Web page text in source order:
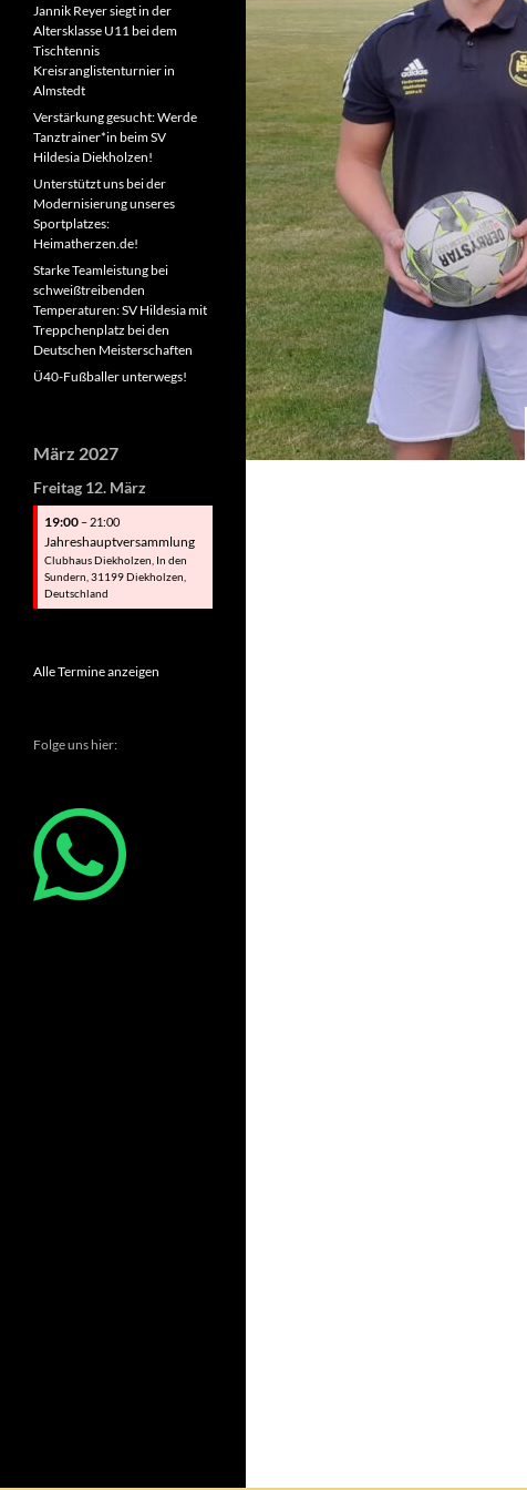
Jannik Reyer siegt in der
Altersklasse U11 bei dem
Tischtennis
Kreisranglistenturnier in
Almstedt
Verstärkung gesucht: Werde
Tanztrainer*in beim SV
Hildesia Diekholzen!
Unterstützt uns bei der
Modernisierung unseres
Sportplatzes:
Heimatherzen.de!
Starke Teamleistung bei
schweißtreibenden
Temperaturen: SV Hildesia mit
Treppchenplatz bei den
Deutschen Meisterschaften
Ü40-Fußballer unterwegs!
März 2027
Freitag 12. März
19:00– 21:00
Jahreshauptversammlung
Clubhaus Diekholzen, In den
Sundern, 31199 Diekholzen,
Deutschland
Alle Termine anzeigen
Folge uns hier: